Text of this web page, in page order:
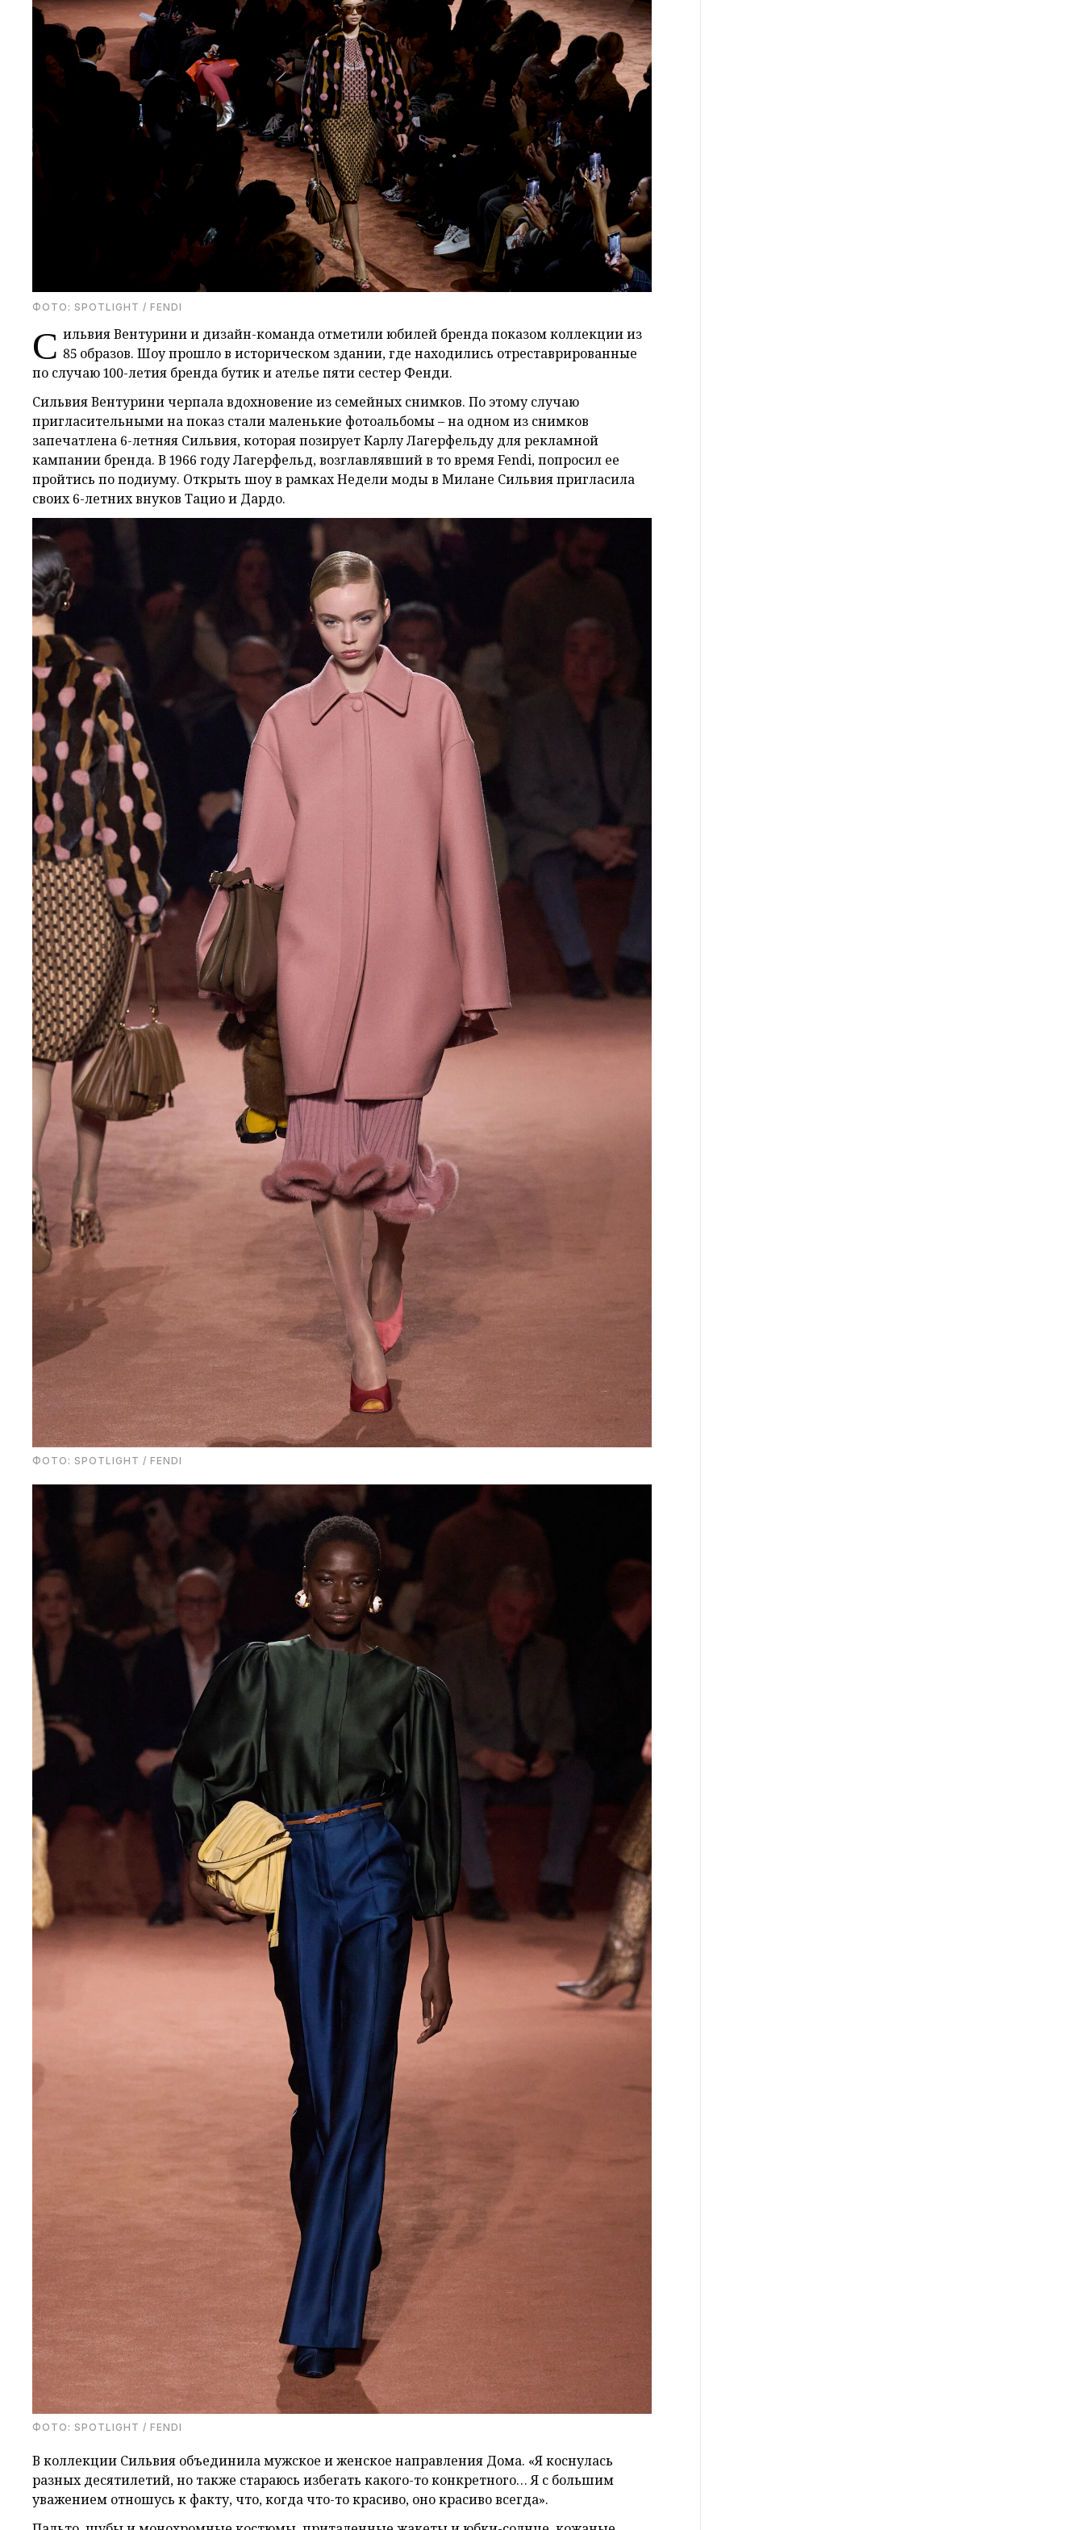
ФОТО: SPOTLIGHT / FENDI
С ильвия Вентурини и дизайн-команда отметили юбилей бренда показом коллекции из
85 образов. Шоу прошло в историческом здании, где находились отреставрированные
по случаю 100-летия бренда бутик и ателье пяти сестер Фенди.
Сильвия Вентурини черпала вдохновение из семейных снимков. По этому случаю
пригласительными на показ стали маленькие фотоальбомы – на одном из снимков
запечатлена 6-летняя Сильвия, которая позирует Карлу Лагерфельду для рекламной
кампании бренда. В 1966 году Лагерфельд, возглавлявший в то время Fendi, попросил ее
пройтись по подиуму. Открыть шоу в рамках Недели моды в Милане Сильвия пригласила
своих 6-летних внуков Тацио и Дардо.
ФОТО: SPOTLIGHT / FENDI
ФОТО: SPOTLIGHT / FENDI
В коллекции Сильвия объединила мужское и женское направления Дома. «Я коснулась
разных десятилетий, но также стараюсь избегать какого-то конкретного… Я с большим
уважением отношусь к факту, что, когда что-то красиво, оно красиво всегда».